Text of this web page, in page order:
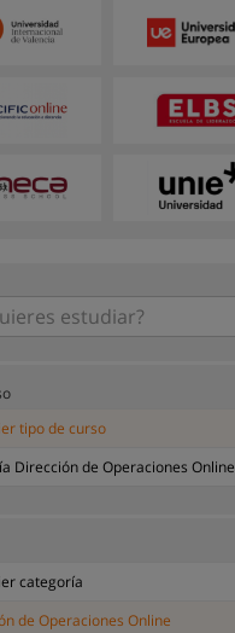
tipo de curso
Dirección de Operaciones Online
categoría
de Operaciones Online